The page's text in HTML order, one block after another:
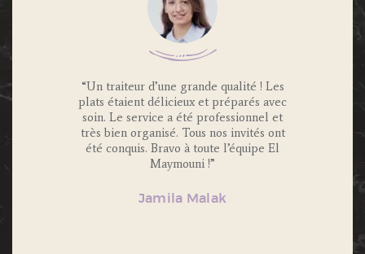
invités
“Un traiteur d’une grande qualité ! Les
plats étaient délicieux et préparés avec
soin. Le service a été professionnel et
très bien organisé. Tous nos invités ont
été conquis. Bravo à toute l’équipe El
Maymouni !”
Jamila Malak
“Nous